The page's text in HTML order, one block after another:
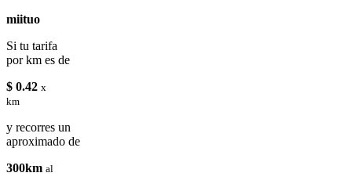
miituo
Si tu tarifa
por km es de
$ 0.42 x
km
y recorres un
aproximado de
300km al